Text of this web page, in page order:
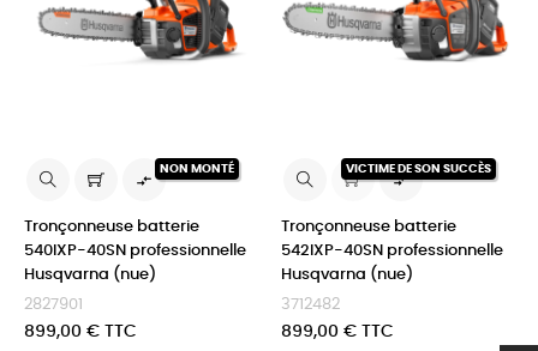
NON MONTÉ

Tronçonneuse batterie
540IXP-40SN professionnelle
Husqvarna (nue)
2827901
Prix
899,00 € TTC
VICTIME DE SON SUCCÈS

Tronçonneuse batterie
542IXP-40SN professionnelle
Husqvarna (nue)
3712482
Prix
899,00 € TTC